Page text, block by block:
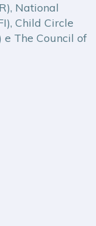
National
Child Circle
e The Council of